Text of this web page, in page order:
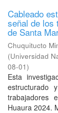
Cableado
señal de los
de Santa
Chuquitucto
(Universidad
08-01)
Esta
estructurado
trabajadores
Huaura 2024.